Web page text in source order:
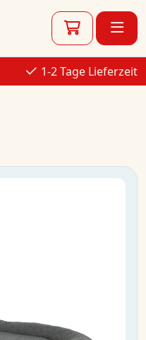
1-2 Tage Lieferzeit